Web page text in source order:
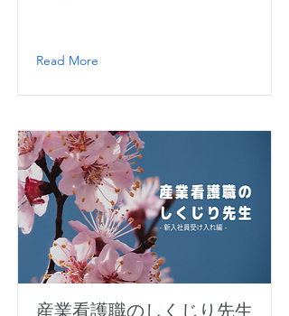
Read More
産業看護職のしくじり先生